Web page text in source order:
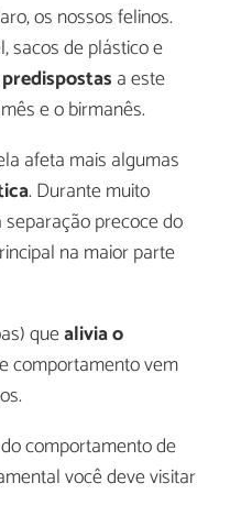
os nossos felinos.
sacos de plástico e
a este
e o birmanês.
afeta mais algumas
. Durante muito
precoce do
na maior parte
quealivia o
comportamento vem
comportamento de
você deve visitar